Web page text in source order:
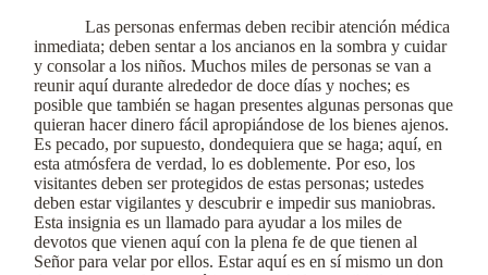
Las personas enfermas deben recibir atención médica
inmediata; deben sentar a los ancianos en la sombra y cuidar
y consolar a los niños. Muchos miles de personas se van a
reunir aquí durante alrededor de doce días y noches; es
posible que también se hagan presentes algunas personas que
quieran hacer dinero fácil apropiándose de los bienes ajenos.
Es pecado, por supuesto, dondequiera que se haga; aquí, en
esta atmósfera de verdad, lo es doblemente. Por eso, los
visitantes deben ser protegidos de estas personas; ustedes
deben estar vigilantes y descubrir e impedir sus maniobras.
Esta insignia es un llamado para ayudar a los miles de
devotos que vienen aquí con la plena fe de que tienen al
Señor para velar por ellos. Estar aquí es en sí mismo un don